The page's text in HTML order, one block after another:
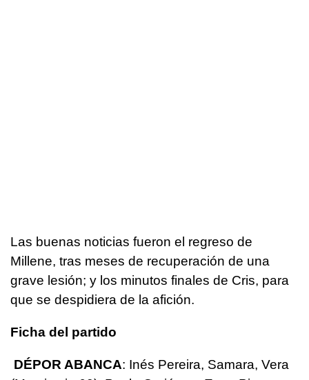
Las buenas noticias fueron el regreso de
Millene, tras meses de recuperación de una
grave lesión; y los minutos finales de Cris, para
que se despidiera de la afición.
Ficha del partido
DÉPOR ABANCA: Inés Pereira, Samara, Vera